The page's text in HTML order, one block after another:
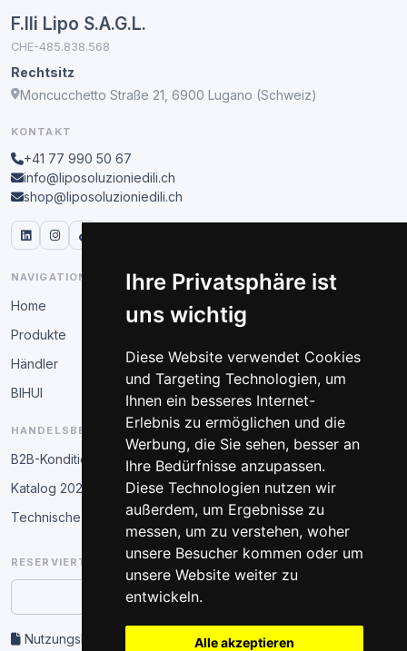
Ihre Privatsphäre ist
uns wichtig
Diese Website verwendet Cookies
und Targeting Technologien, um
Ihnen ein besseres Internet-
Erlebnis zu ermöglichen und die
Werbung, die Sie sehen, besser an
Ihre Bedürfnisse anzupassen.
Diese Technologien nutzen wir
außerdem, um Ergebnisse zu
messen, um zu verstehen, woher
unsere Besucher kommen oder um
unsere Website weiter zu
entwickeln.
Alle akzeptieren
F.lli Lipo S.A.G.L.
CHE-485.838.568
Rechtsitz
Moncucchetto Straße 21, 6900 Lugano (Schweiz)
KONTAKT
+41 77 990 50 67
info@liposoluzioniedili.ch
shop@liposoluzioniedili.ch
NAVIGATION
Home
Produkte
Händler
BIHUI
HANDELSBEREICH
B2B-Konditionen
Katalog 2026
Technische Schulung
RESERVIERTER BEREICH
Partner-Zugang
Nutzungsbedingungen und Datenschutz